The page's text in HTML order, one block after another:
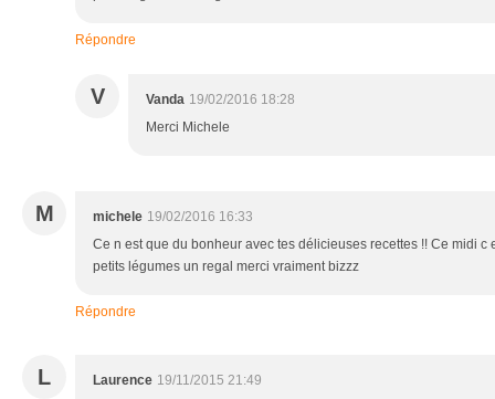
Répondre
V Vanda 19/02/2016 18:28
Merci Michele
M michele 19/02/2016 16:33
Ce n est que du bonheur avec tes délicieuses recettes !! Ce midi c
petits légumes un regal merci vraiment bizzz
Répondre
L Laurence 19/11/2015 21:49